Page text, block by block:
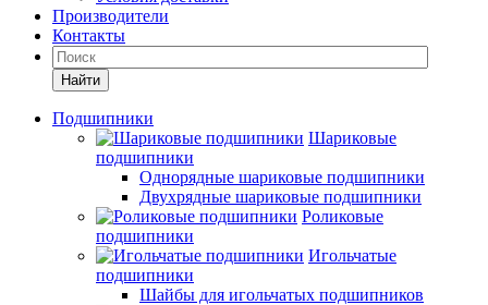
Производители
Контакты
Найти
Подшипники
Шариковые
подшипники
Однорядные шариковые подшипники
Двухрядные шариковые подшипники
Роликовые
подшипники
Игольчатые
подшипники
Шайбы для игольчатых подшипников